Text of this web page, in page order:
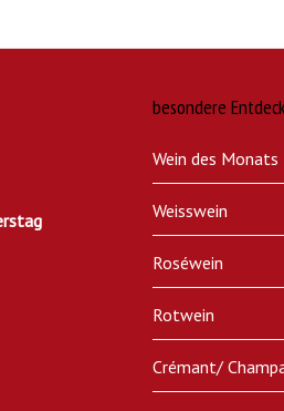
besondere
Wein des Monats
Weisswein
Roséwein
Rotwein
Crémant/